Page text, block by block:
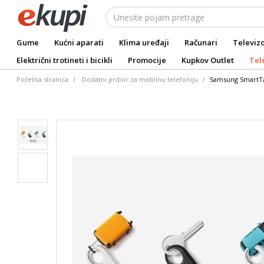
Gume Kućni aparati Klima uređaji Računari
Električni trotineti i bicikli
Promocije Kupkov Outlet
Početna stranica Dodatni pribor za mobilnu telefoniju Samsung